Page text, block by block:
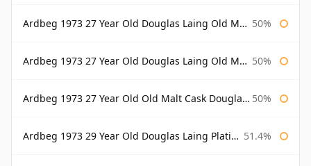
Ardbeg 1973 27 Year Old Douglas Laing Old Malt Cask 50%
Ardbeg 1973 27 Year Old Douglas Laing Old Malt Cask Bottled 2000 50%
Ardbeg 1973 27 Year Old Old Malt Cask Douglas Laing 50%
Ardbeg 1973 29 Year Old Douglas Laing Platinum Selection 51.4%